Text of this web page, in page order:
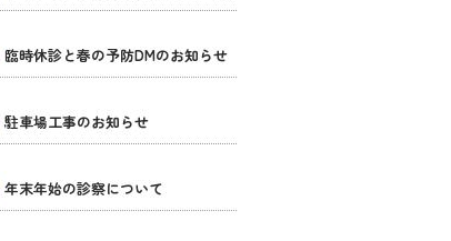
臨時休診と春の予防DMのお知らせ
駐車場工事のお知らせ
年末年始の診察について